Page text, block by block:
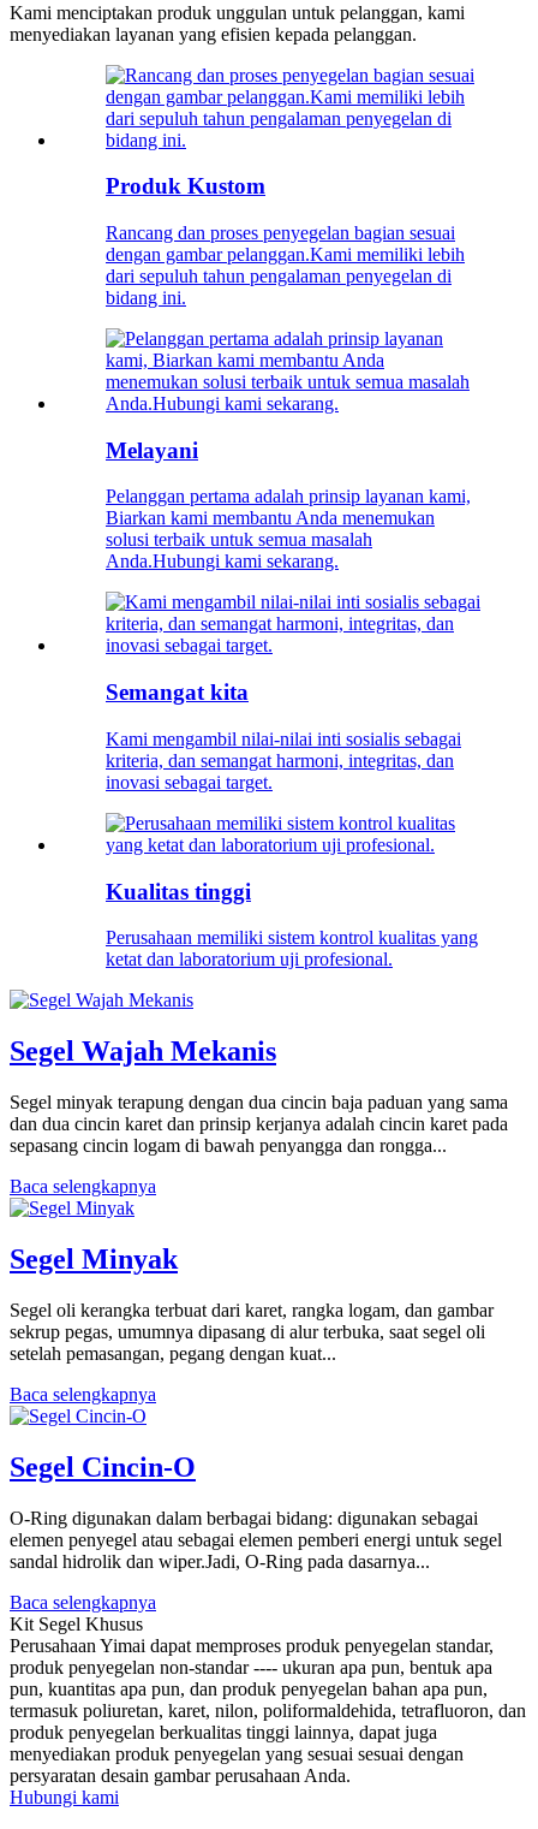
Kami menciptakan produk unggulan untuk pelanggan, kami
menyediakan layanan yang efisien kepada pelanggan.
Produk Kustom
Rancang dan proses penyegelan bagian sesuai
dengan gambar pelanggan.Kami memiliki lebih
dari sepuluh tahun pengalaman penyegelan di
bidang ini.
Melayani
Pelanggan pertama adalah prinsip layanan kami,
Biarkan kami membantu Anda menemukan
solusi terbaik untuk semua masalah
Anda.Hubungi kami sekarang.
Semangat kita
Kami mengambil nilai-nilai inti sosialis sebagai
kriteria, dan semangat harmoni, integritas, dan
inovasi sebagai target.
Kualitas tinggi
Perusahaan memiliki sistem kontrol kualitas yang
ketat dan laboratorium uji profesional.
Segel Wajah Mekanis
Segel minyak terapung dengan dua cincin baja paduan yang sama
dan dua cincin karet dan prinsip kerjanya adalah cincin karet pada
sepasang cincin logam di bawah penyangga dan rongga...
Baca selengkapnya
Segel Minyak
Segel oli kerangka terbuat dari karet, rangka logam, dan gambar
sekrup pegas, umumnya dipasang di alur terbuka, saat segel oli
setelah pemasangan, pegang dengan kuat...
Baca selengkapnya
Segel Cincin-O
O-Ring digunakan dalam berbagai bidang: digunakan sebagai
elemen penyegel atau sebagai elemen pemberi energi untuk segel
sandal hidrolik dan wiper.Jadi, O-Ring pada dasarnya...
Baca selengkapnya
Kit Segel Khusus
Perusahaan Yimai dapat memproses produk penyegelan standar,
produk penyegelan non-standar ---- ukuran apa pun, bentuk apa
pun, kuantitas apa pun, dan produk penyegelan bahan apa pun,
termasuk poliuretan, karet, nilon, poliformaldehida, tetrafluoron, dan
produk penyegelan berkualitas tinggi lainnya, dapat juga
menyediakan produk penyegelan yang sesuai sesuai dengan
persyaratan desain gambar perusahaan Anda.
Hubungi kami